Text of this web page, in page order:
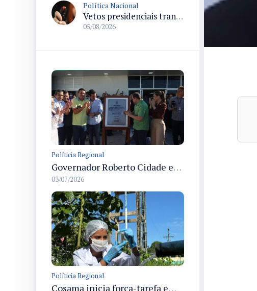
Política Nacional
Vetos presidenciais trancam a pauta do Congresso com 87 itens pendentes e incluem trechos do Orçamento de 2026
05/08/2026
Políticia Regional
Governador Roberto Cidade entrega readequação do ambulatório da FCecon e amplia capacidade de atendimento oncológico em Manaus
03/07/2026
Políticia Regional
Cosama inicia força-tarefa em Anamã para fortalecer abastecimento de água e segurança hídrica da população